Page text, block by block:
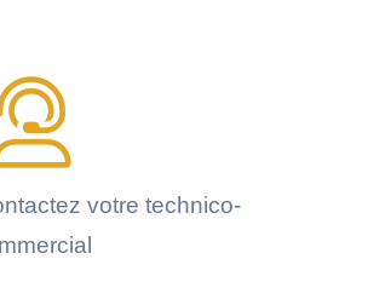
votre technico-